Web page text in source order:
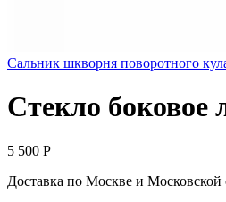
Сальник шкворня поворотного
Стекло боковое
5 500 Р
Доставка по Москве и Московской